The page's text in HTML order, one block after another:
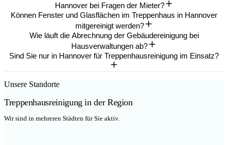
Hannover bei Fragen der Mieter?
Können Fenster und Glasflächen im Treppenhaus in Hannover
mitgereinigt werden?
Wie läuft die Abrechnung der Gebäudereinigung bei
Hausverwaltungen ab?
Sind Sie nur in Hannover für Treppenhausreinigung im Einsatz?
Unsere Standorte
Treppenhausreinigung in der Region
Wir sind in mehreren Städten für Sie aktiv.